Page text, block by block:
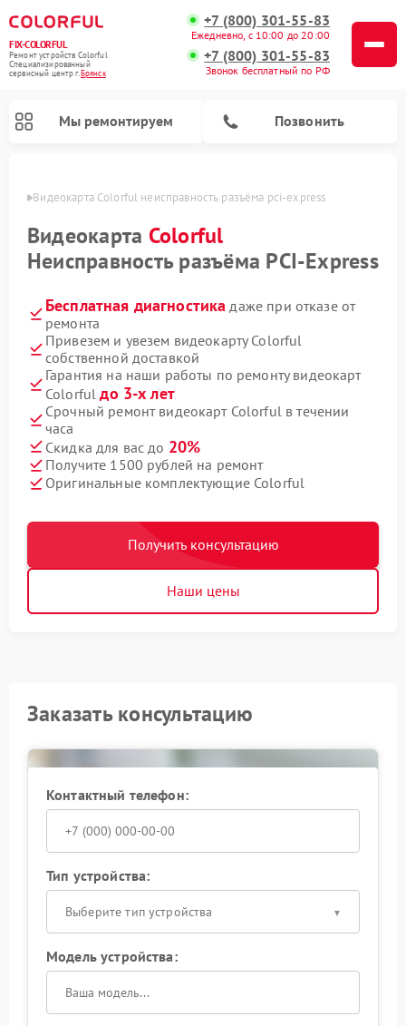
FIX-COLORFUL
Ремонт устройств Colorful
Специализированный
cервисный центр г.Брянск
+7 (800) 301-55-83
Ежедневно, с 10:00 до 20:00
+7 (800) 301-55-83
Звонок бесплатный по РФ
Мы ремонтируем Позвонить
Видеокарта Colorful неисправность разъёма pci‑express
Видеокарта Colorful
Неисправность разъёма PCI‑Express
Бесплатная диагностика даже при отказе от
ремонта
Привезем и увезем видеокарту Colorful
собственной доставкой
Гарантия на наши работы по ремонту видеокарт
Colorfulдо 3-х лет
Срочный ремонт видеокарт Colorful в течении
часа
Скидка для вас до 20%
Получите 1500 рублей на ремонт
Оригинальные комплектующие Colorful
Получить консультацию
Наши цены
Заказать консультацию
Контактный телефон:
Тип устройства:
Выберите тип устройства
Модель устройства: